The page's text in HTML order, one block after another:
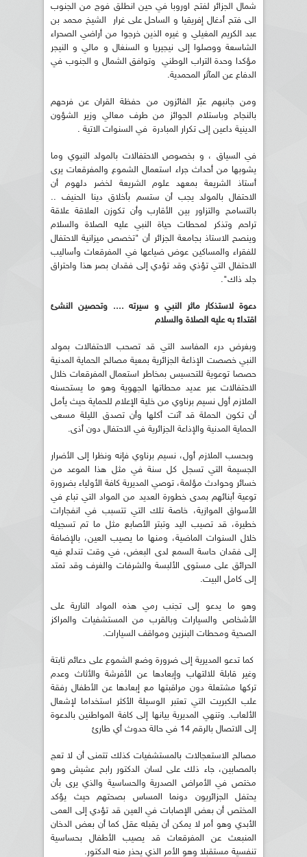
شمال الجزائر لفتح اوروبا في حين انطلق فوج من الجنوب
الى فتح أدغال إفريقيا و الساحل على غرار الشيخ محمد بن
عبد الكريم المغيلي و غيره الذين خرجوا من أراضي الصحراء
الشاسعة ووصلوا إلى نيجيريا و السنغال و مالي و النيجر
مؤكدا وحدة التراب الوطني وتوافق الشمال و الجنوب في
الدفاع عن المآثر المحمدية.
ومن جانبهم عبّر الفائزون من حفظة القران عن فرحهم
بالنجاح وباستلام الجوائز من طرف معالي وزير الشؤون
الدينية داعين إلى تكرار المبادرة في السنوات الاتية .
في السياق ، و بخصوص الاحتفالات بالمولد النبوي وما
يشوبها من أحداث جراء استعمال الشموع والمفرقعات يرى
أستاذ الشريعة بمعهد علوم الشريعة لخضر دلهوم أن
الاحتفال بالمولد يجب أن ستسم بأخلاق دينا الحنيف ..
بالتسامح والتزاور بين الأقارب وأن تكوزن العلاقة علاقة
تراحم وتذكر لمحطات حياة النبي عليه الصلاة والسلام
وينصح الاستاذ بجامعة الجزائر أن "تخصص ميزانية الاحتفال
للفقراء والمساكين عوض ضياعها في المفرقعات وأساليب
الاحتفال التي تؤذي وقد تؤدي إلى فقدان بصر هذا واحتراق
جلد ذاك".
دعوة لاستذكار ماثر النبي و سيرته .... وتحصين النشئ
اقتداءً به عليه الصلاة والسلام
وبغرض درء المفاسد التي قد تصحب الاحتفالات بمولد
النبي خصصت الإذاعة الجزائرية بمعية مصالح الحماية المدنية
حصصا توعوية للتحسيس بمخاطر استعمال المفرقعات خلال
الاحتفالات عبر عديد محطاتها الجهوية وهو ما يستحسنه
الملازم أول نسيم برناوي من خلية الإعلام للحماية حيث يأمل
أن تكون الحملة قد آتت أكلها وأن تصدق الليلة مسعى
الحماية المدنية والإذاعة الجزائرية في الاحتفال دون أذى.
وبحسب الملازم أول، نسيم برناوي فإنه ونظرا إلى الأضرار
الجسيمة التي تسجل كل سنة في مثل هذا الموعد من
خسائر وحوادث مؤلمة، توصي المديرية كافة الأولياء بضرورة
توعية أبنائهم بمدى خطورة العديد من المواد التي تباع في
الأسواق الموازية، خاصة تلك التي تتسبب في انفجارات
خطيرة، قد تصيب اليد وتبتر الأصابع مثل ما تم تسجيله
خلال السنوات الماضية، ومنها ما يصيب العين، بالإضافة
إلى فقدان حاسة السمع لدى البعض، في وقت تندلع فيه
الحرائق على مستوى الألبسة والشرفات والغرف وقد تمتد
إلى كامل البيت.
وهو ما يدعو إلى تجنب رمي هذه المواد النارية على
الأشخاص والسيارات وبالقرب من المستشفيات والمراكز
الصحية ومحطات البنزين ومواقف السيارات.
كما تدعو المديرية إلى ضرورة وضع الشموع على دعائم ثابتة
وغير قابلة للالتهاب وإبعادها عن الأفرشة والأثاث وعدم
تركها مشتعلة دون مراقبتها مع إبعادها عن الأطفال رفقة
علب الكبريت التي تعتبر الوسيلة الأكثر استخداما لإشعال
الألعاب. وتنهي المديرية بيانها إلى كافة المواطنين بالدعوة
إلى الاتصال بالرقم 14 في حالة حدوث أي طارئ
مصالح الاستعجالات بالمستشفيات كذلك تتمنى أن لا تعج
بالمصابين، جاء ذلك على لسان الدكتور رابح عشيش وهو
مختص في الأمراض الصدرية والحساسية والذي يرى بأن
يحتفل الجزائريون دونما المساس بصحتهم حيث يؤكد
المختص أن بعض الإصابات في العين قد تؤدي إلى العمى
الأبدي وهو أمر لا يمكن أن يقبله عقل كما أن بعض الدخان
المنبعث عن المفرقعات قد يصيب الأطفال بحساسية
تنفسية مستقبلا وهو الأمر الذي يحذر منه الدكتور.